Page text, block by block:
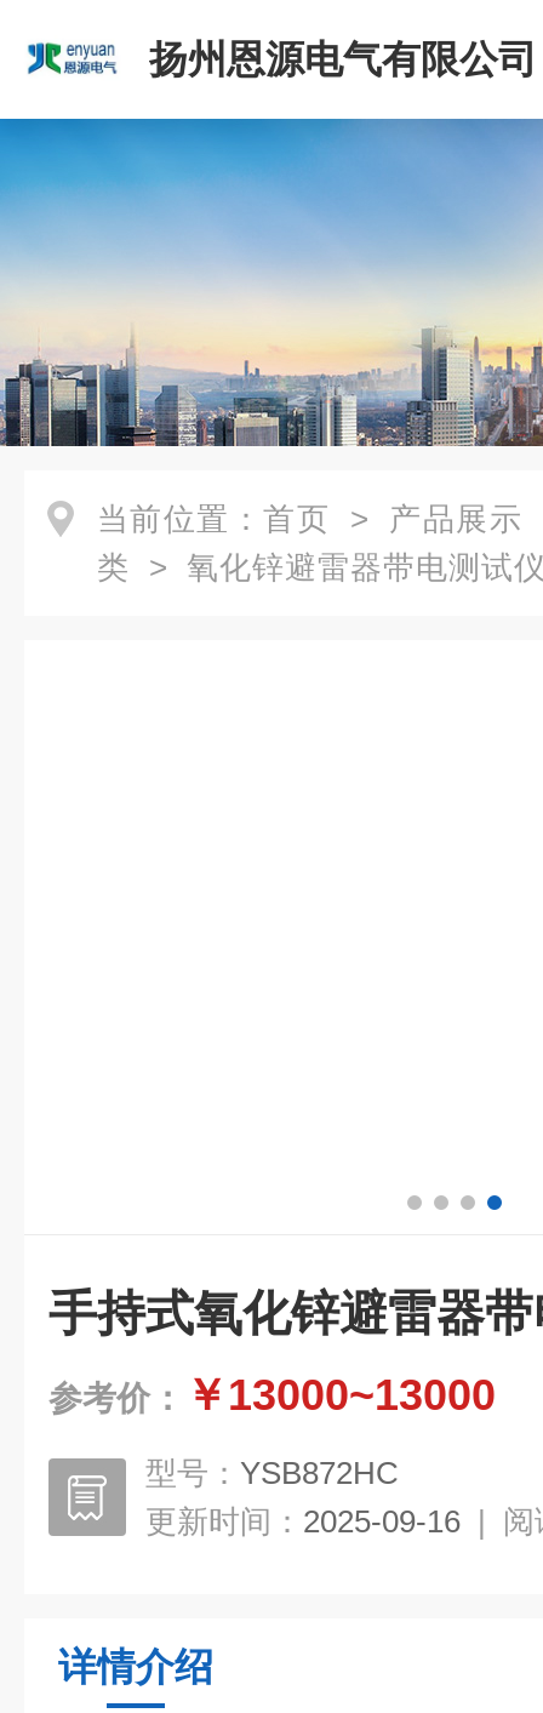
扬州恩源电气有限公司
当前位置： 首页 > 产品展示
类 > 氧化锌避雷器带电测试
手持式氧化锌避雷器
参考价： ￥13000~13000
型号： YSB872HC
更新时间： 2025-09-16 | 阅
详情介绍